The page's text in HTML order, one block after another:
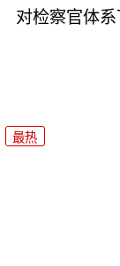
对检察官体
最热